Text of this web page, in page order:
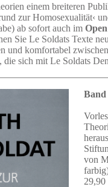
einem breiteren
zur Homosexualität‹
ab sofort auch im
Sie Le Soldats Texte
und komfortabel
die sich mit Le Soldats
Band
von
29,90